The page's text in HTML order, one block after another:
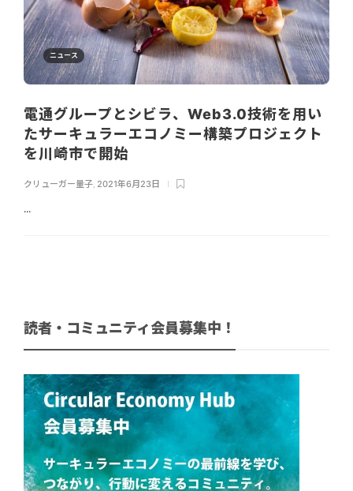
ニュース
電通グループとシビラ、Web3.0技術を用い
たサーキュラーエコノミー構築プロジェクト
を川崎市で開始
クリューガー量子, 2021年6月23日
...
読者・コミュニティ会員募集中！